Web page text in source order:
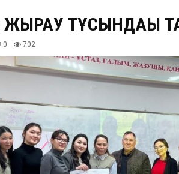
ЖЫРАУ ТҰСЫНДАҒЫ
0 703